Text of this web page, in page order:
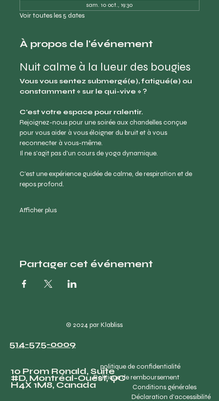
sam. 10 oct., 19:30
Voir toutes les 5 dates
À propos de l'événement
Nuit calme à la lueur des bougies
Vous vous sentez submergé(e), fatigué(e) ou
constamment « sur le qui-vive » ?
C'est votre espace pour ralentir.
Rejoignez-nous pour une soirée aux chandelles conçue
pour vous aider à vous éloigner du bruit et à vous
reconnecter à vous-même.
Il ne s'agit pas d'un cours de yoga dynamique.
C'est une expérience guidée de calme, de respiration et de
repos profond.
Afficher plus
Partager cet événement
514-575-0009
politique de confidentialité
Politique de remboursement
Conditions générales
Déclaration d'accessibilité
© 2024 par Klabliss
10 Prom Ronald, Suite
#D, Montréal-Ouest, QC
H4X 1M8, Canada